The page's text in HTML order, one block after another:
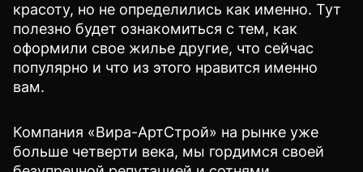
красоту, но не определились как именно. Тут
полезно будет ознакомиться с тем, как
оформили свое жилье другие, что сейчас
популярно и что из этого нравится именно
вам.
Компания «Вира-АртСтрой» на рынке уже
больше четверти века, мы гордимся своей